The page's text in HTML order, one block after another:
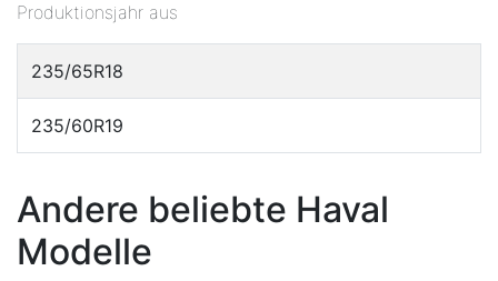
Produktionsjahr aus
235/65R18
235/60R19
Andere beliebte Haval
Modelle